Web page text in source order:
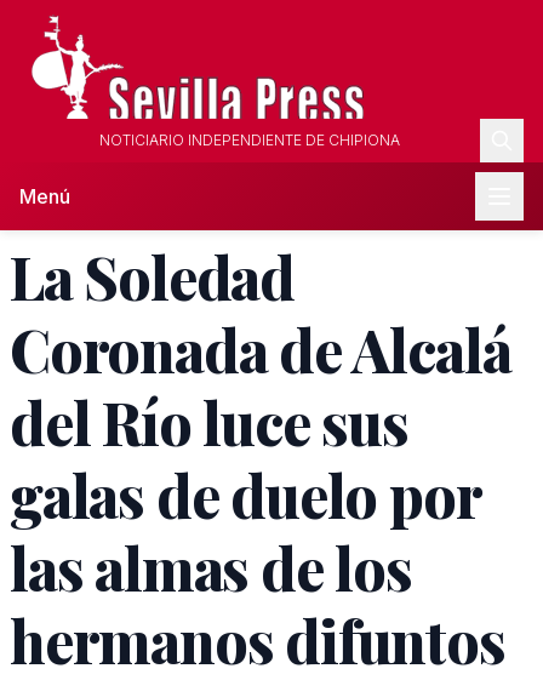
NOTICIARIO INDEPENDIENTE DE CHIPIONA
Menú
La Soledad
Coronada de Alcalá
del Río luce sus
galas de duelo por
las almas de los
hermanos difuntos